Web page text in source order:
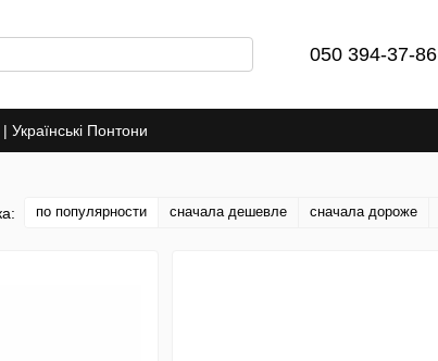
050 394-37-86
Українські Понтони
по популярности сначала дешевле сначала дороже